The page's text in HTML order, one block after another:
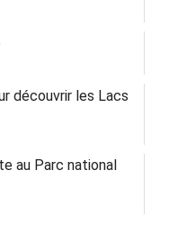
découvrir les Lacs
au Parc national